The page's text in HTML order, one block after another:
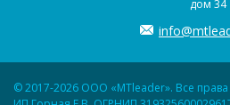
дом 34
© 2017-2026 ООО «MTleader». Все